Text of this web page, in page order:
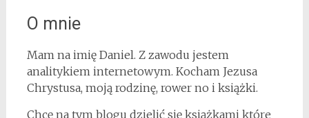
O mnie
Mam na imię Daniel. Z zawodu jestem
analitykiem internetowym. Kocham Jezusa
Chrystusa, moją rodzinę, rower no i książki.
Chcę na tym blogu dzielić się książkami które